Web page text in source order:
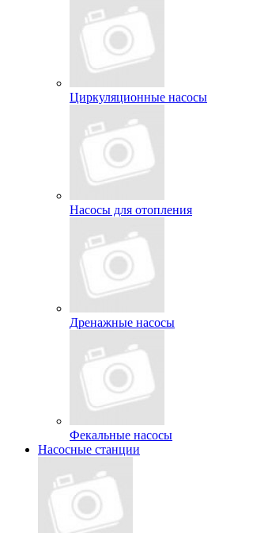
Циркуляционные насосы
Насосы для отопления
Дренажные насосы
Фекальные насосы
Насосные станции